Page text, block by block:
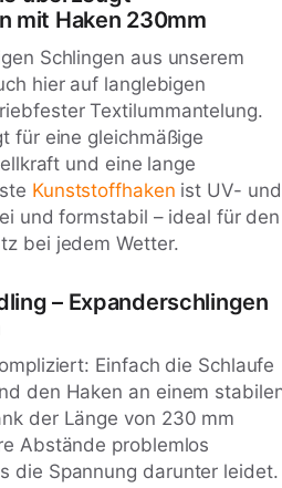
mit Haken 230mm
Schlingen aus unserem
hier auf langlebigen
Textilummantelung.
für eine gleichmäßige
und eine lange
Kunststoffhaken ist UV- und
und formstabil – ideal für den
bei jedem Wetter.
– Expanderschlingen
Einfach die Schlaufe
den Haken an einem
der Länge von 230 mm
Abstände problemlos
die Spannung darunter leidet.